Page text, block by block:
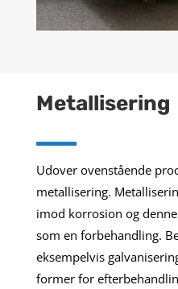
Metallisering
Udover ovenstående
metallisering.
imod korrosion og
som en forbehandling.
eksempelvis
former for